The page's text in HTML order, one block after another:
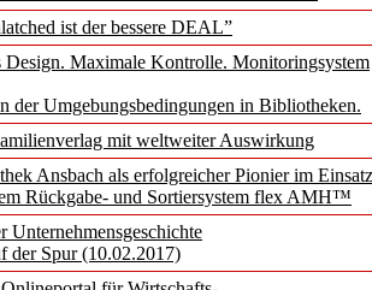
ist der bessere DEAL”
Design. Maximale Kontrolle. Monitoringsystem
der Umgebungsbedingungen in Bibliotheken.
mit weltweiter Auswirkung
Ansbach als erfolgreicher Pionier im
Rückgabe- und Sortiersystem flex AMH™
der Spur (10.02.2017)
von
digitalen Welt
als Infrastruktur
katalogisieren
bis